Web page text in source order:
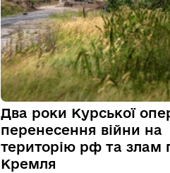
Два роки Курської
перенесення війни на
територію рф та злам
Кремля